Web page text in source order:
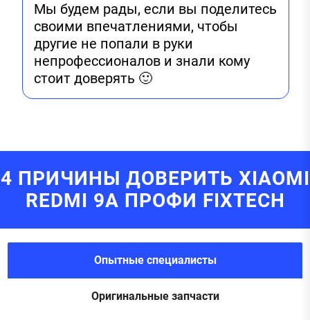
Мы будем рады, если вы поделитесь
своими впечатлениями, чтобы
другие не попали в руки
непрофессионалов и знали кому
стоит доверять 🙂
4 ПРИЧИНЫ ДОВЕРИТЬ XIAOMI
REDMI 9A ПРОФИ FIXTECH
Опытные специалисты
Оригинальные запчасти